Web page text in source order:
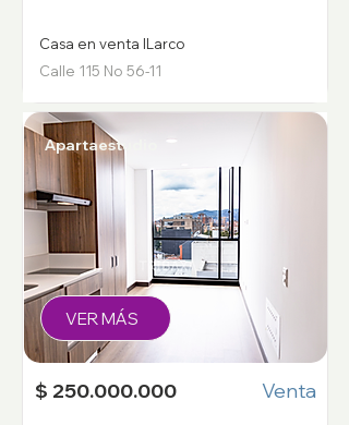
Casa en venta ILarco
Calle 115 No 56-11
Apartaestudio
VER MÁS
$ 250.000.000 Venta